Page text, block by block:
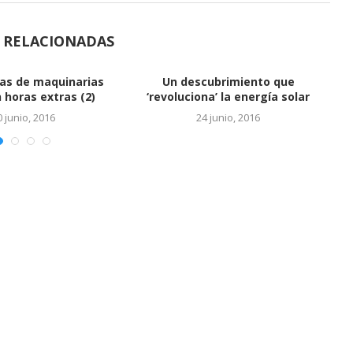
Vinculan a hijos de Báez con
cuentas en...
24 junio, 2016